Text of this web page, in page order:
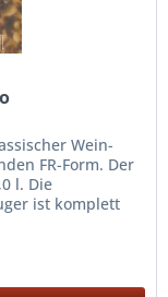
Wein-
FR-Form. Der
l. Die
ist komplett